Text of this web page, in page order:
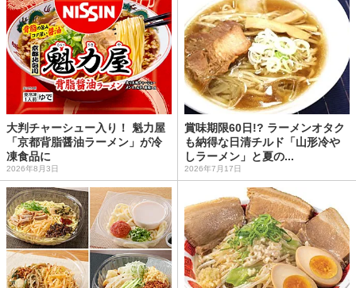
大判チャーシュー入り！ 魁力屋
「京都背脂醤油ラーメン」が冷
凍食品に
2026年8月3日
賞味期限60日!? ラーメンオタク
も納得な日清チルド「山形冷や
しラーメン」と夏の...
2026年7月17日